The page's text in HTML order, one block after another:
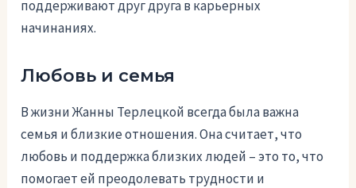
поддерживают друг друга в карьерных
начинаниях.
Любовь и семья
В жизни Жанны Терлецкой всегда была важна
семья и близкие отношения. Она считает, что
любовь и поддержка близких людей – это то, что
помогает ей преодолевать трудности и